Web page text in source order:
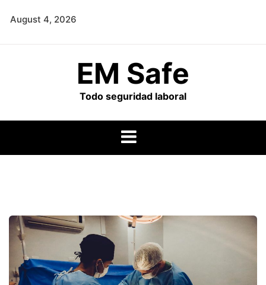
August 4, 2026
EM Safe
Todo seguridad laboral